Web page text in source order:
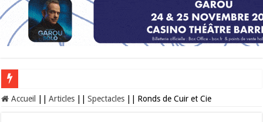
Les Nocturnes de la Cité de l’espace 2026 : l’événement incontournable de
Accueil Articles Spectacles Ronds de Cuir et Cie